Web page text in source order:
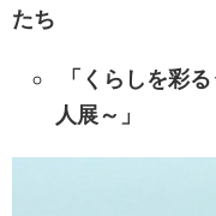
たち
「くらしを彩
人展～」